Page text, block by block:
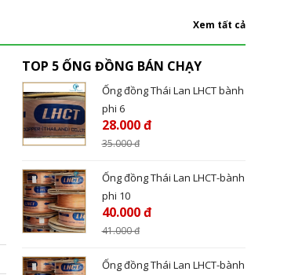
Xem tất cả
TOP 5 ỐNG ĐỒNG BÁN CHẠY
Ống đồng Thái Lan LHCT bành
phi 6
28.000 đ
35.000đ
Ống đồng Thái Lan LHCT-bành
phi 10
40.000 đ
41.000đ
Ống đồng Thái Lan LHCT-bành